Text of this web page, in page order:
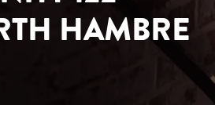
HAMBRE